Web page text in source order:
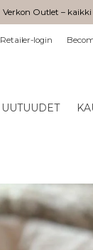
Verkon Outlet –
Retailer-login
UUTUUDET